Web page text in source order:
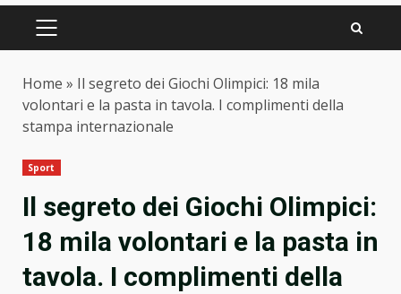
PRIMARY
Home » Il segreto dei Giochi Olimpici: 18 mila
volontari e la pasta in tavola. I complimenti della
stampa internazionale
Sport
Il segreto dei Giochi Olimpici:
18 mila volontari e la pasta in
tavola. I complimenti della